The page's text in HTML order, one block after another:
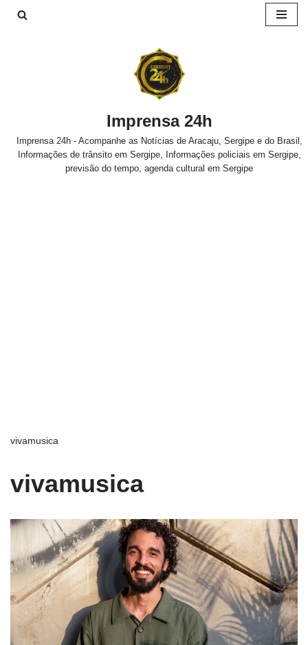
Imprensa 24h
Imprensa 24h - Acompanhe as Notícias de Aracaju, Sergipe e do Brasil,
Informações de trânsito em Sergipe, Informações policiais em Sergipe,
previsão do tempo, agenda cultural em Sergipe
vivamusica
vivamusica